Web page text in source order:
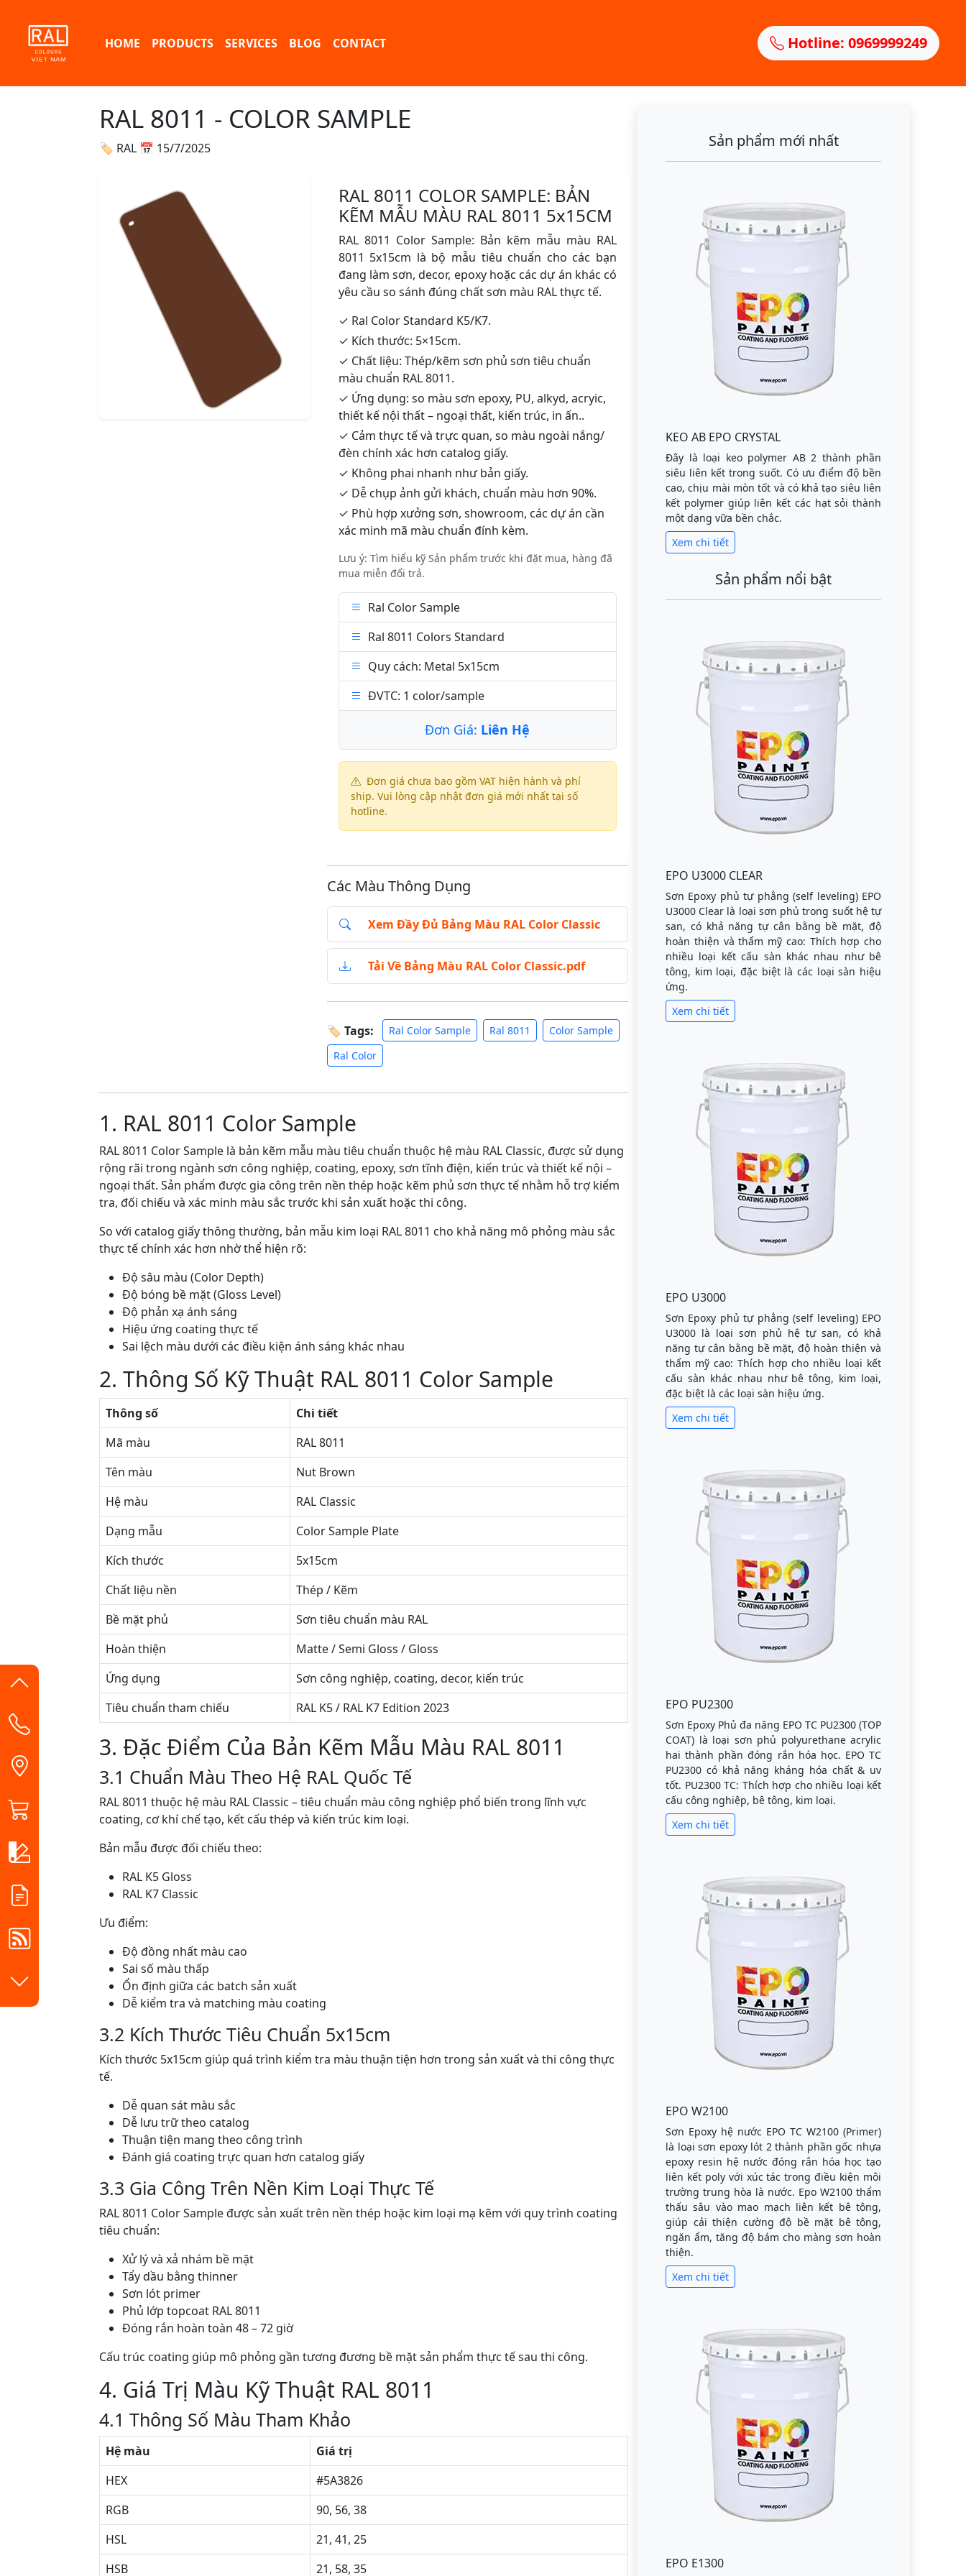
HOME PRODUCTS SERVICES BLOG CONTACT Hotline: 0969999249
RAL 8011 - COLOR SAMPLE
🏷 RAL 📅 15/7/2025
RAL 8011 COLOR SAMPLE: BẢN
KẼM MẪU MÀU RAL 8011 5x15CM
RAL 8011 Color Sample: Bản kẽm mẫu màu RAL
8011 5x15cm là bộ mẫu tiêu chuẩn cho các bạn
đang làm sơn, decor, epoxy hoặc các dự án khác có
yêu cầu so sánh đúng chất sơn màu RAL thực tế.
✓ Ral Color Standard K5/K7.
✓ Kích thước: 5×15cm.
✓ Chất liệu: Thép/kẽm sơn phủ sơn tiêu chuẩn
màu chuẩn RAL 8011.
✓ Ứng dụng: so màu sơn epoxy, PU, alkyd, acryic,
thiết kế nội thất – ngoại thất, kiến trúc, in ấn..
✓ Cảm thực tế và trực quan, so màu ngoài nắng/
đèn chính xác hơn catalog giấy.
✓ Không phai nhanh như bản giấy.
✓ Dễ chụp ảnh gửi khách, chuẩn màu hơn 90%.
✓ Phù hợp xưởng sơn, showroom, các dự án cần
xác minh mã màu chuẩn đính kèm.
Lưu ý: Tìm hiểu kỹ Sản phẩm trước khi đặt mua, hàng đã
mua miễn đổi trả.
Ral Color Sample
Ral 8011 Colors Standard
Quy cách: Metal 5x15cm
ĐVTC: 1 color/sample
Đơn Giá: Liên Hệ
Đơn giá chưa bao gồm VAT hiện hành và phí
ship. Vui lòng cập nhật đơn giá mới nhất tại số
hotline.
Các Màu Thông Dụng
Xem Đầy Đủ Bảng Màu RAL Color Classic
Tải Về Bảng Màu RAL Color Classic.pdf
🏷 Tags: Ral Color Sample Ral 8011
Color Sample
Ral Color
1. RAL 8011 Color Sample
RAL 8011 Color Sample là bản kẽm mẫu màu tiêu chuẩn thuộc hệ màu RAL Classic, được sử dụng
rộng rãi trong ngành sơn công nghiệp, coating, epoxy, sơn tĩnh điện, kiến trúc và thiết kế nội –
ngoại thất. Sản phẩm được gia công trên nền thép hoặc kẽm phủ sơn thực tế nhằm hỗ trợ kiểm
tra, đối chiếu và xác minh màu sắc trước khi sản xuất hoặc thi công.
So với catalog giấy thông thường, bản mẫu kim loại RAL 8011 cho khả năng mô phỏng màu sắc
thực tế chính xác hơn nhờ thể hiện rõ:
Độ sâu màu (Color Depth)
Độ bóng bề mặt (Gloss Level)
Độ phản xạ ánh sáng
Hiệu ứng coating thực tế
Sai lệch màu dưới các điều kiện ánh sáng khác nhau
2. Thông Số Kỹ Thuật RAL 8011 Color Sample
Thông số
Chi tiết
Mã màu
RAL 8011
Tên màu
Nut Brown
Hệ màu
RAL Classic
Dạng mẫu
Color Sample Plate
Kích thước
5x15cm
Chất liệu nền
Thép / Kẽm
Bề mặt phủ
Sơn tiêu chuẩn màu RAL
Hoàn thiện
Matte / Semi Gloss / Gloss
Ứng dụng
Sơn công nghiệp, coating, decor, kiến trúc
Tiêu chuẩn tham chiếu
RAL K5 / RAL K7 Edition 2023
3. Đặc Điểm Của Bản Kẽm Mẫu Màu RAL 8011
3.1 Chuẩn Màu Theo Hệ RAL Quốc Tế
RAL 8011 thuộc hệ màu RAL Classic – tiêu chuẩn màu công nghiệp phổ biến trong lĩnh vực
coating, cơ khí chế tạo, kết cấu thép và kiến trúc kim loại.
Bản mẫu được đối chiếu theo:
RAL K5 Gloss
RAL K7 Classic
Ưu điểm:
Độ đồng nhất màu cao
Sai số màu thấp
Ổn định giữa các batch sản xuất
Dễ kiểm tra và matching màu coating
3.2 Kích Thước Tiêu Chuẩn 5x15cm
Kích thước 5x15cm giúp quá trình kiểm tra màu thuận tiện hơn trong sản xuất và thi công thực
tế.
Dễ quan sát màu sắc
Dễ lưu trữ theo catalog
Thuận tiện mang theo công trình
Đánh giá coating trực quan hơn catalog giấy
3.3 Gia Công Trên Nền Kim Loại Thực Tế
RAL 8011 Color Sample được sản xuất trên nền thép hoặc kim loại mạ kẽm với quy trình coating
tiêu chuẩn:
Xử lý và xả nhám bề mặt
Tẩy dầu bằng thinner
Sơn lót primer
Phủ lớp topcoat RAL 8011
Đóng rắn hoàn toàn 48 – 72 giờ
Cấu trúc coating giúp mô phỏng gần tương đương bề mặt sản phẩm thực tế sau thi công.
4. Giá Trị Màu Kỹ Thuật RAL 8011
4.1 Thông Số Màu Tham Khảo
Hệ màu
Giá trị
HEX
#5A3826
RGB
90, 56, 38
HSL
21, 41, 25
HSB
21, 58, 35
Sản phẩm mới nhất
KEO AB EPO CRYSTAL
Đây là loại keo polymer AB 2 thành phần
siêu liên kết trong suốt. Có ưu điểm độ bền
cao, chịu mài mòn tốt và có khả tạo siêu liên
kết polymer giúp liên kết các hạt sỏi thành
một dạng vữa bền chắc.
Xem chi tiết
Sản phẩm nổi bật
EPO U3000 CLEAR
Sơn Epoxy phủ tự phẳng (self leveling) EPO
U3000 Clear là loại sơn phủ trong suốt hệ tự
san, có khả năng tự cân bằng bề mặt, độ
hoàn thiện và thẩm mỹ cao: Thích hợp cho
nhiều loại kết cấu sàn khác nhau như bê
tông, kim loại, đặc biệt là các loại sàn hiệu
ứng.
Xem chi tiết
EPO U3000
Sơn Epoxy phủ tự phẳng (self leveling) EPO
U3000 là loại sơn phủ hệ tự san, có khả
năng tự cân bằng bề mặt, độ hoàn thiện và
thẩm mỹ cao: Thích hợp cho nhiều loại kết
cấu sàn khác nhau như bê tông, kim loại,
đặc biệt là các loại sàn hiệu ứng.
Xem chi tiết
EPO PU2300
Sơn Epoxy Phủ đa năng EPO TC PU2300 (TOP
COAT) là loại sơn phủ polyurethane acrylic
hai thành phần đóng rắn hóa học. EPO TC
PU2300 có khả năng kháng hóa chất & uv
tốt. PU2300 TC: Thích hợp cho nhiều loại kết
cấu công nghiệp, bê tông, kim loại.
Xem chi tiết
EPO W2100
Sơn Epoxy hệ nước EPO TC W2100 (Primer)
là loại sơn epoxy lót 2 thành phần gốc nhựa
epoxy resin hệ nước đóng rắn hóa học tạo
liên kết poly với xúc tác trong điều kiện môi
trường trung hòa là nước. Epo W2100 thẩm
thấu sâu vào mao mạch liên kết bê tông,
giúp cải thiện cường độ bề mặt bê tông,
ngăn ẩm, tăng độ bám cho màng sơn hoàn
thiện.
Xem chi tiết
EPO E1300